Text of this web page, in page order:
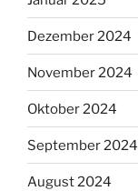
Dezember 2024
November 2024
Oktober 2024
September 2024
August 2024